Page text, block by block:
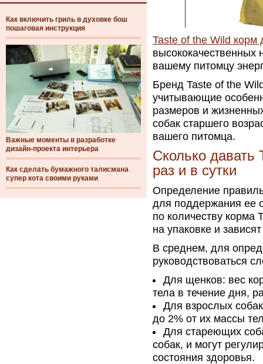
Как включить гриль в духовке бош
пошаговая инструкция
Важные моменты в разработке
дизайн-проекта интерьера
Как сделать бумажного талисмана
супер кота своими руками
Taste of the Wild корм
высококачественных
вашему питомцу
Бренд Taste of the
учитывающие
размеров и
собак старшего
вашего питомца.
Сколько давать
раз и в сутки
Определение
для поддержания ее
по количеству корма
на упаковке и
В среднем, для
руководствоваться
Для щенков: вес
тела в течение дня,
Для взрослых
до 2% от их массы
Для стареющих
собак, и могут
состояния здоровья.